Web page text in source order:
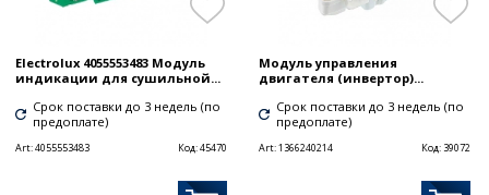
Electrolux 4055553483 Модуль
индикации для сушильной...
Срок поставки до 3 недель (по
предоплате)
Art:4055553483 Код:45470
Модуль управления
двигателя (инвертор)...
Срок поставки до 3 недель (по
предоплате)
Art:1366240214 Код: 39072